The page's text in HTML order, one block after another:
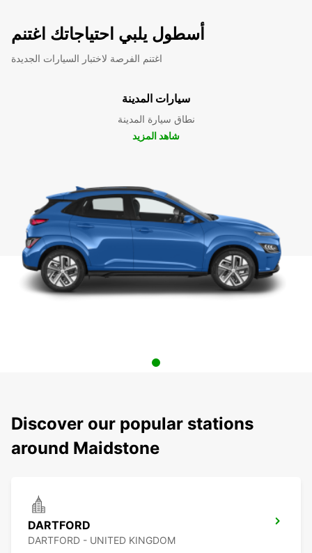
أسطول يلبي احتياجاتك اغتنم
اغتنم الفرصة لاختبار السيارات الجديدة
سيارات المدينة
نطاق سيارة المدينة
شاهد المزيد
Discover our popular stations
around Maidstone
DARTFORD
DARTFORD - UNITED KINGDOM